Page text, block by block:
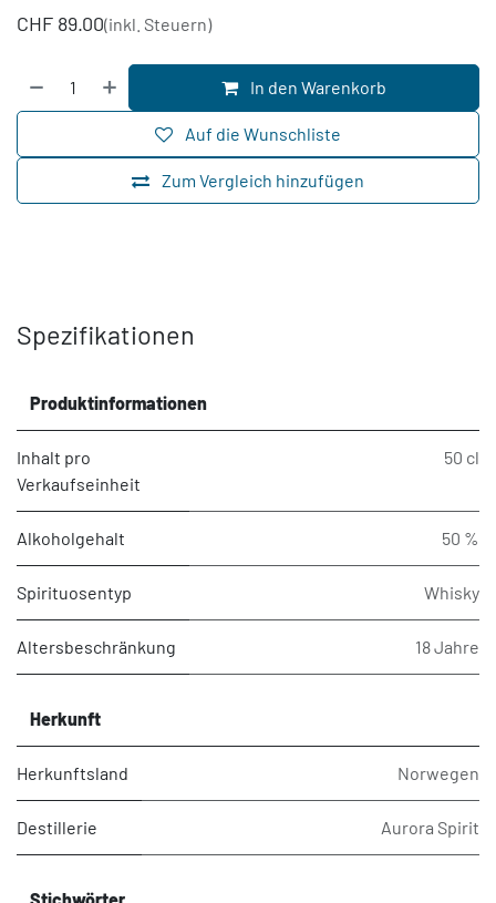
CHF 89.00(inkl. Steuern)
In den Warenkorb
Zum Vergleich hinzufügen
Auf die Wunschliste
Spezifikationen
Produktinformationen
Inhalt pro
Verkaufseinheit
50 cl
Alkoholgehalt 50 %
Spirituosentyp Whisky
Altersbeschränkung 18 Jahre
Herkunft
Herkunftsland Norwegen
Destillerie Aurora Spirit